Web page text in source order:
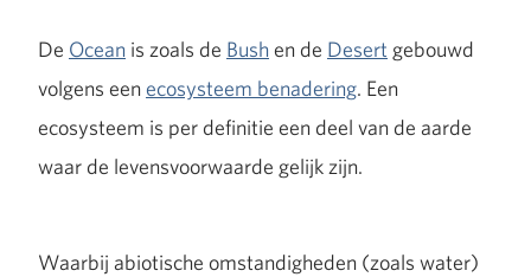
De Ocean is zoals de Bush en de Desert gebouwd
volgens eenecosysteem benadering. Een
ecosysteem is per definitie een deel van de aarde
waar de levensvoorwaarde gelijk zijn.
Waarbij abiotische omstandigheden (zoals water)